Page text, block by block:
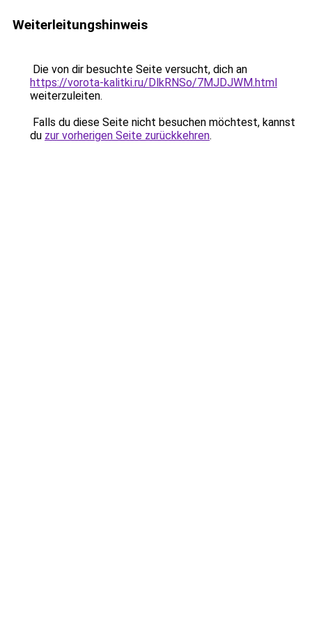
Weiterleitungshinweis
Die von dir besuchte Seite versucht, dich an
https://vorota-kalitki.ru/DlkRNSo/7MJDJWM.html
weiterzuleiten.
Falls du diese Seite nicht besuchen möchtest, kannst
du zur vorherigen Seite zurückkehren.